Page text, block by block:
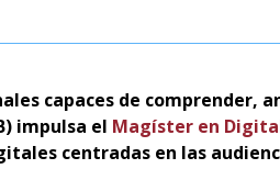
capaces de
impulsa el Magíster en
centradas en las